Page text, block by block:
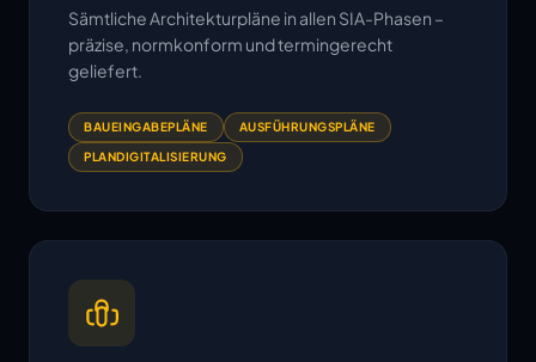
Sämtliche Architekturpläne in allen SIA-Phasen –
präzise, normkonform und termingerecht
geliefert.
BAUEINGABEPLÄNE AUSFÜHRUNGSPLÄNE
PLANDIGITALISIERUNG